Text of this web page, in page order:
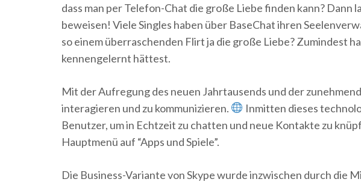
dass man per Telefon-Chat die große Liebe finden kann?
beweisen! Viele Singles haben über BaseChat ihren
so einem überraschenden Flirt ja die große Liebe? Zumindest
kennengelernt hättest.
Mit der Aufregung des neuen Jahrtausends und der
interagieren und zu kommunizieren.
Inmitten dieses
Benutzer, um in Echtzeit zu chatten und neue Kontakte zu
Hauptmenü auf “Apps und Spiele”.
Die Business-Variante von Skype wurde inzwischen durch die